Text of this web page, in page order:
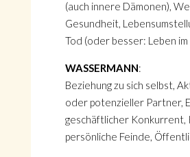
(auch innere Dämonen),
Gesundheit,
Tod (oder besser: Leben
WASSERMANN:
Beziehung zu sich selbst,
oder potenzieller Partner,
geschäftlicher Konkurrent,
persönliche Feinde,